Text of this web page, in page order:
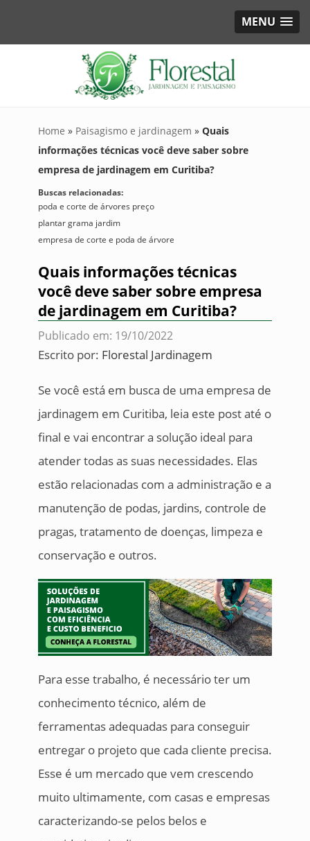
MENU
Home » Paisagismo e jardinagem » Quais
informações técnicas você deve saber sobre
empresa de jardinagem em Curitiba?
Buscas relacionadas:
poda e corte de árvores preço
plantar grama jardim
empresa de corte e poda de árvore
Quais informações técnicas
você deve saber sobre empresa
de jardinagem em Curitiba?
Publicado em: 19/10/2022
Escrito por: Florestal Jardinagem
Se você está em busca de uma empresa de
jardinagem em Curitiba, leia este post até o
final e vai encontrar a solução ideal para
atender todas as suas necessidades. Elas
estão relacionadas com a administração e a
manutenção de podas, jardins, controle de
pragas, tratamento de doenças, limpeza e
conservação e outros.
Para esse trabalho, é necessário ter um
conhecimento técnico, além de
ferramentas adequadas para conseguir
entregar o projeto que cada cliente precisa.
Esse é um mercado que vem crescendo
muito ultimamente, com casas e empresas
caracterizando-se pelos belos e